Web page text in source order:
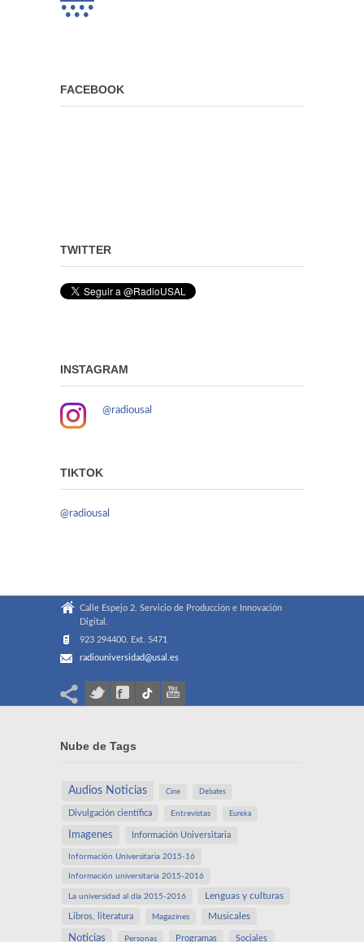
• • • •
• • •
FACEBOOK
TWITTER
INSTAGRAM
@radiousal
TIKTOK
@radiousal
Calle Espejo 2. Servicio de Producción e Innovación
Digital.
923 294400. Ext. 5471
radiouniversidad@usal.es
Nube de Tags
Audios Noticias Cine Debates
Divulgación científica Entrevistas Eureka
Imagenes Información Universitaria
Información Universitaria 2015-16
Información universitaria 2015-2016
La universidad al día 2015-2016 Lenguas y culturas
Libros, literatura Magazines Musicales
Noticias Personas Programas Sociales